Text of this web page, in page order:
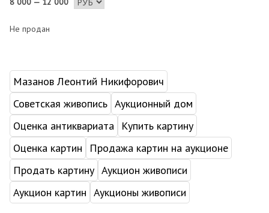
Не продан
Мазанов Леонтий Никифорович
Советская живопись Аукционный дом
Оценка антиквариата
Купить картину
Оценка картин
Продажа картин на аукционе
Продать картину Аукцион живописи
Аукцион картин Аукционы живописи